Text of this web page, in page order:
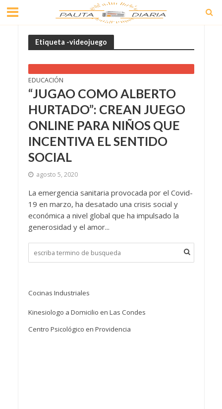
Etiqueta -videojuego
EDUCACIÓN
“JUGAO COMO ALBERTO
HURTADO”: CREAN JUEGO
ONLINE PARA NIÑOS QUE
INCENTIVA EL SENTIDO
SOCIAL
agosto 5, 2020
La emergencia sanitaria provocada por el Covid-
19 en marzo, ha desatado una crisis social y
económica a nivel global que ha impulsado la
generosidad y el amor...
Cocinas Industriales
Kinesiologo a Domicilio en Las Condes
Centro Psicológico en Providencia